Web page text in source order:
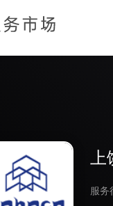
服务